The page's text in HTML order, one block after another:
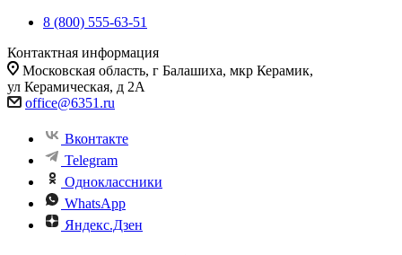
8 (800) 555-63-51
Контактная информация
Московская область, г Балашиха, мкр Керамик,
ул Керамическая, д 2А
office@6351.ru
Вконтакте
Telegram
Одноклассники
WhatsApp
Яндекс.Дзен